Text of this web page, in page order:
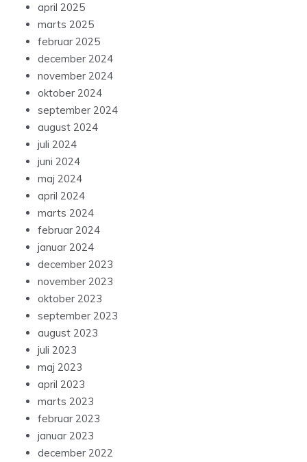
april 2025
marts 2025
februar 2025
december 2024
november 2024
oktober 2024
september 2024
august 2024
juli 2024
juni 2024
maj 2024
april 2024
marts 2024
februar 2024
januar 2024
december 2023
november 2023
oktober 2023
september 2023
august 2023
juli 2023
maj 2023
april 2023
marts 2023
februar 2023
januar 2023
december 2022